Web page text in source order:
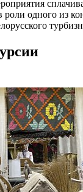
одного из